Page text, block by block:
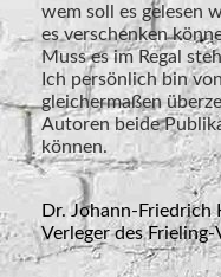
wem soll es gelesen
es verschenken
Muss es im Regal
Ich persönlich bin
gleichermaßen
Autoren beide
können.
Dr. Johann-
Verleger des